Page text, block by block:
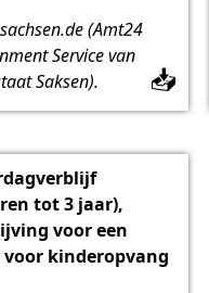
(Amt24
Service van
Saksen).
📥
tot 3 jaar),
voor een
kinderopvang